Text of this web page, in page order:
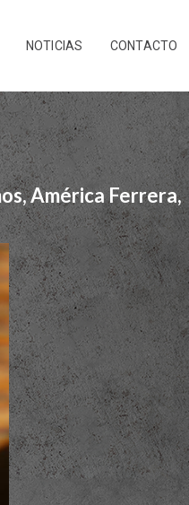
NOTICIAS CONTACTO
América Ferrera,